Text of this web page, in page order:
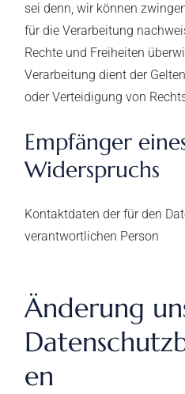
sei denn, wir können
für die Verarbeitung
Rechte und Freiheiten
Verarbeitung dient der
oder Verteidigung von
Empfänger
Widerspruchs
Kontaktdaten der für den
verantwortlichen Person
Änderung
en